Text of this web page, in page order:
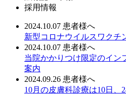
採用情報
2024.10.07 患者様へ
新型コロナウイルスワクチ
2024.10.07 患者様へ
当院かかりつけ限定のイン
案内
2024.09.26 患者様へ
10月の皮膚科診療は10日、